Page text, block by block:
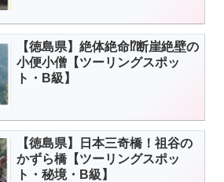
【徳島県】絶体絶命⁉︎断崖絶壁の
小便小僧【ツーリングスポッ
ト・B級】
【徳島県】日本三奇橋！祖谷の
かずら橋【ツーリングスポッ
ト・秘境・B級】